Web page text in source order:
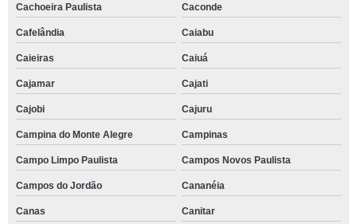
Cachoeira Paulista Caconde
Cafelândia Caiabu
Caieiras Caiuá
Cajamar Cajati
Cajobi Cajuru
Campina do Monte Alegre Campinas
Campo Limpo Paulista Campos Novos Paulista
Campos do Jordão Cananéia
Canas Canitar